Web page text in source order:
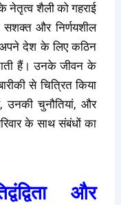
नेतृत्व शैली को गहराई
सशक्त और निर्णयशील
देश के लिए कठिन
हैं। उनके जीवन के
से चित्रित किया
उनकी चुनौतियां, और
के साथ संबंधों का
और